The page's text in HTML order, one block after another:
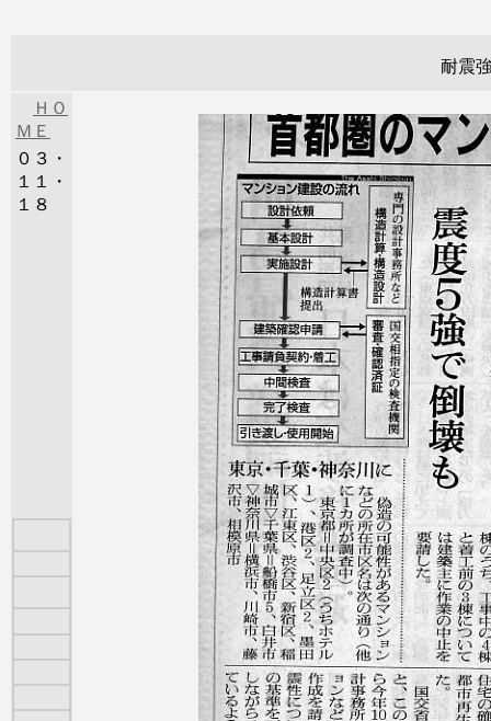
耐震強
ＨＯ
ＭＥ
０３・
１１・
１８